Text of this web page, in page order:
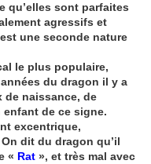
qu’elles sont parfaites
agressifs et
une seconde nature
le plus populaire,
du dragon il y a
de naissance, de
de ce signe.
excentrique,
dit du dragon qu’il
« Rat », et très mal avec